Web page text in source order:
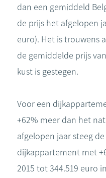
dan een gemiddeld
de prijs het afgelopen
euro). Het is trouwens
de gemiddelde prijs
kust is gestegen.
Voor een
+62% meer dan het
afgelopen jaar steeg
dijkappartement met
2015 tot 344.519 euro